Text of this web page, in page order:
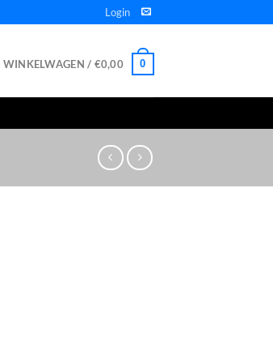
Login
WINKELWAGEN / €0,00 0